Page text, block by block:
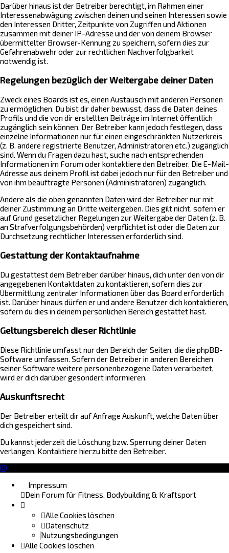
Darüber hinaus ist der Betreiber berechtigt, im Rahmen einer
Interessenabwägung zwischen deinen und seinen Interessen sowie
den Interessen Dritter, Zeitpunkte von Zugriffen und Aktionen
zusammen mit deiner IP-Adresse und der von deinem Browser
übermittelter Browser-Kennung zu speichern, sofern dies zur
Gefahrenabwehr oder zur rechtlichen Nachverfolgbarkeit
notwendig ist.
Regelungen bezüglich der Weitergabe deiner Daten
Zweck eines Boards ist es, einen Austausch mit anderen Personen
zu ermöglichen. Du bist dir daher bewusst, dass die Daten deines
Profils und die von dir erstellten Beiträge im Internet öffentlich
zugänglich sein können. Der Betreiber kann jedoch festlegen, dass
einzelne Informationen nur für einen eingeschränkten Nutzerkreis
(z. B. andere registrierte Benutzer, Administratoren etc.) zugänglich
sind. Wenn du Fragen dazu hast, suche nach entsprechenden
Informationen im Forum oder kontaktiere den Betreiber. Die E-Mail-
Adresse aus deinem Profil ist dabei jedoch nur für den Betreiber und
von ihm beauftragte Personen (Administratoren) zugänglich.
Andere als die oben genannten Daten wird der Betreiber nur mit
deiner Zustimmung an Dritte weitergeben. Dies gilt nicht, sofern er
auf Grund gesetzlicher Regelungen zur Weitergabe der Daten (z. B.
an Strafverfolgungsbehörden) verpflichtet ist oder die Daten zur
Durchsetzung rechtlicher Interessen erforderlich sind.
Gestattung der Kontaktaufnahme
Du gestattest dem Betreiber darüber hinaus, dich unter den von dir
angegebenen Kontaktdaten zu kontaktieren, sofern dies zur
Übermittlung zentraler Informationen über das Board erforderlich
ist. Darüber hinaus dürfen er und andere Benutzer dich kontaktieren,
sofern du dies in deinem persönlichen Bereich gestattet hast.
Geltungsbereich dieser Richtlinie
Diese Richtlinie umfasst nur den Bereich der Seiten, die die phpBB-
Software umfassen. Sofern der Betreiber in anderen Bereichen
seiner Software weitere personenbezogene Daten verarbeitet,
wird er dich darüber gesondert informieren.
Auskunftsrecht
Der Betreiber erteilt dir auf Anfrage Auskunft, welche Daten über
dich gespeichert sind.
Du kannst jederzeit die Löschung bzw. Sperrung deiner Daten
verlangen. Kontaktiere hierzu bitte den Betreiber.
Impressum
Dein Forum für Fitness, Bodybuilding & Kraftsport
Alle Cookies löschen
Datenschutz
Nutzungsbedingungen
Alle Cookies löschen